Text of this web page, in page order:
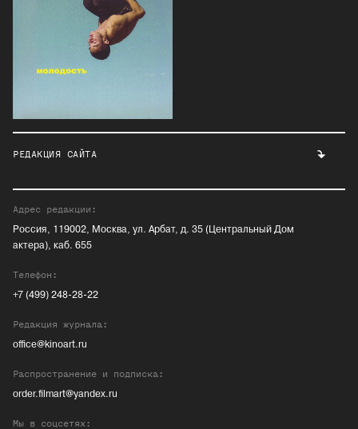
РЕДАКЦИЯ САЙТА
Адрес редакции:
Россия, 119002, Москва, ул. Арбат, д. 35 (Центральный Дом
актера), каб. 655
Телефон:
+7 (499) 248-28-22
Редакция журнала:
office@kinoart.ru
Распространение и подписка:
order.filmart@yandex.ru
Мы в соцсетях: